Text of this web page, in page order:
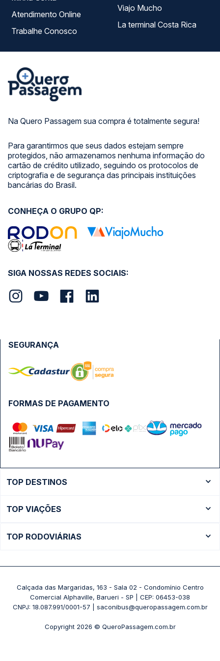
Na Quero Passagem sua compra é totalmente segura!
Para garantirmos que seus dados estejam sempre
protegidos, não armazenamos nenhuma informação do
cartão de crédito utilizado, seguindo os protocolos de
criptografia e de segurança das principais instituições
bancárias do Brasil.
Atendimento Online
Trabalhe Conosco
Viajo Mucho
La terminal Costa Rica
SIGA NOSSAS REDES SOCIAIS:
CONHEÇA O GRUPO QP:
FORMAS DE PAGAMENTO
SEGURANÇA
TOP DESTINOS
Ônibus São Paulo
TOP VIAÇÕES
Passagens Pássaro Marron
+ Viações
TOP RODOVIÁRIAS
Rodoviária Belo Horizonte - Gov. Israel Pinheiro (Tergip)
Rodoviária Curitiba
+ Rodoviárias
Calçada das Margaridas, 163 - Sala 02 - Condomínio Centro
Comercial Alphaville, Barueri - SP | CEP: 06453-038
CNPJ: 18.087.991/0001-57 | saconibus@queropassagem.com.br
Copyright 2026 © QueroPassagem.com.br